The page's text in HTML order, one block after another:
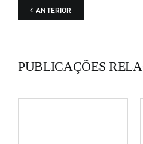
terminar, duas pranchas de
primeira edição teve uma
segunda e a terceira, uma
Underground"
ANTERIOR
PUBLICAÇÕES